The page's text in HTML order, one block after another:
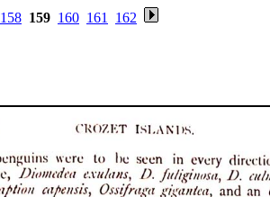
158 159 160 161 162